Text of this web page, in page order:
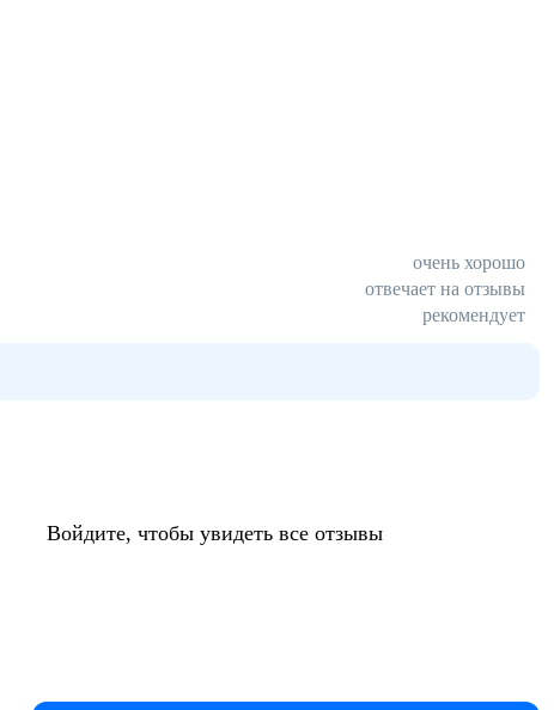
очень хорошо
отвечает на отзывы
рекомендует
Войдите, чтобы увидеть все отзывы